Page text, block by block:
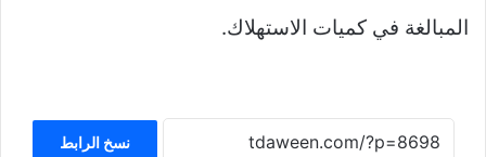
المبالغة في كميات الاستهلاك.
نسخ الرابط